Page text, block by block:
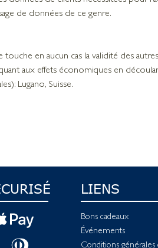
de données de ce genre.
en aucun cas la validité des
aux effets économiques en
Lugano, Suisse.
LIENS
Bons cadeaux
Événements
Conditions générales